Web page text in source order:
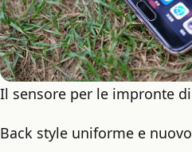
Il sensore per le impronte
Back style uniforme e